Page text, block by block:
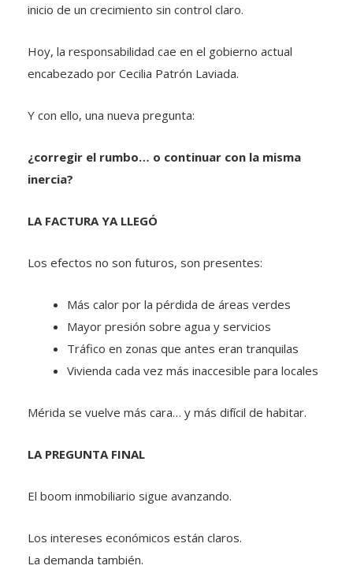
inicio de un crecimiento sin control claro.
Hoy, la responsabilidad cae en el gobierno actual
encabezado por Cecilia Patrón Laviada.
Y con ello, una nueva pregunta:
¿corregir el rumbo… o continuar con la misma
inercia?
LA FACTURA YA LLEGÓ
Los efectos no son futuros, son presentes:
Más calor por la pérdida de áreas verdes
Mayor presión sobre agua y servicios
Tráfico en zonas que antes eran tranquilas
Vivienda cada vez más inaccesible para locales
Mérida se vuelve más cara… y más difícil de habitar.
LA PREGUNTA FINAL
El boom inmobiliario sigue avanzando.
Los intereses económicos están claros.
La demanda también.